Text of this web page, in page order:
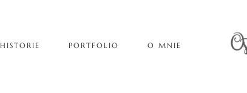
HISTORIE PORTFOLIO O MNIE